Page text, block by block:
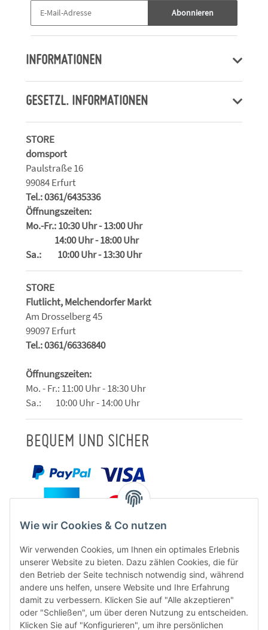
Abonnieren
INFORMATIONEN
GESETZL. INFORMATIONEN
STORE
domsport
Paulstraße 16
99084 Erfurt
Tel.: 0361/6435336
Öffnungszeiten:
Mo.-Fr.: 10:30 Uhr - 13:00 Uhr
14:00 Uhr - 18:00 Uhr
Sa.: 10:00 Uhr - 13:30 Uhr
STORE
Flutlicht, Melchendorfer Markt
Am Drosselberg 45
99097 Erfurt
Tel.: 0361/66336840
Öffnungszeiten:
Mo. - Fr.: 11:00 Uhr - 18:30 Uhr
Sa.: 10:00 Uhr - 14:00 Uhr
BEQUEM UND SICHER
Wie wir Cookies & Co nutzen
Wir verwenden Cookies, um Ihnen ein optimales Erlebnis
unserer Website zu bieten. Dazu zählen Cookies, die für
den Betrieb der Seite technisch notwendig sind, während
andere uns helfen, unsere Website und Ihre Erfahrung
damit zu verbessern. Klicken Sie auf "Alle akzeptieren"
oder "Schließen", um über deren Nutzung zu entscheiden.
Klicken Sie auf "Konfigurieren", um ihre persönlichen